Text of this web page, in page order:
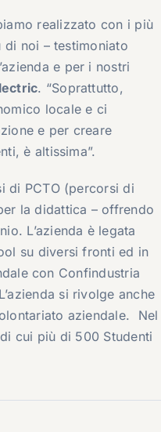
realizzato con i più
noi – testimoniato
e per i nostri
. “Soprattutto,
locale e ci
e per creare
è altissima”.
di PCTO (percorsi di
la didattica – offrendo
L’azienda è legata
su diversi fronti ed in
con Confindustria
si rivolge anche
aziendale. Nel
cui più di 500 Studenti